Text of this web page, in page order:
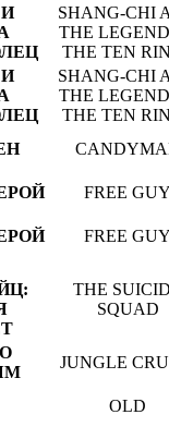
SHANG-CHI
THE
THE TEN
SHANG-CHI
THE
THE TEN
FREE
FREE
THE
SQUAD
JUNGLE
OLD